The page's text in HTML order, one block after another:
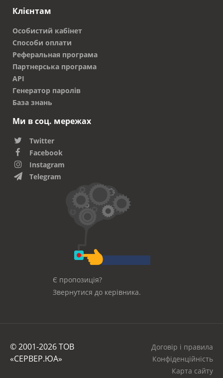
Клієнтам
Особистий кабінет
Способи оплати
Реферальная програма
Партнерська програма
API
Генератор паролів
База знань
Ми в соц. мережах
Twitter
Facebook
Instagram
Telegram
Є пропозиція?
Звернутися до керівника.
© 2001-2026 ТОВ
«СЕРВЕР.ЮА»
Договір і правила
Конфіденційність
Карта сайту